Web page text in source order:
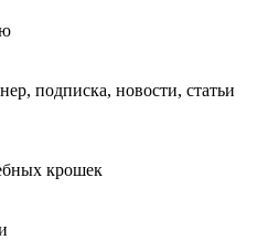
подписка, новости, статьи
крошек